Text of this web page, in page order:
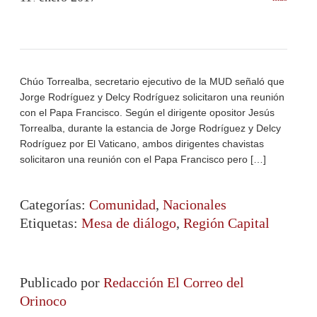
Chúo Torrealba, secretario ejecutivo de la MUD señaló que
Jorge Rodríguez y Delcy Rodríguez solicitaron una reunión
con el Papa Francisco. Según el dirigente opositor Jesús
Torrealba, durante la estancia de Jorge Rodríguez y Delcy
Rodríguez por El Vaticano, ambos dirigentes chavistas
solicitaron una reunión con el Papa Francisco pero […]
Categorías: Comunidad, Nacionales
Etiquetas: Mesa de diálogo, Región Capital
Publicado por Redacción El Correo del
Orinoco